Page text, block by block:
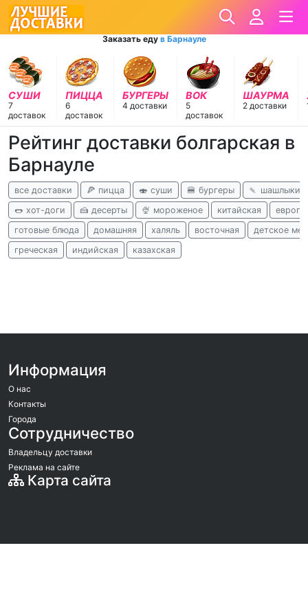
Заказать еду в Барнауле
СУШИ
7
доставок
ПИЦЦА
6
доставок
БУРГЕРЫ
4 доставки
ВОК
5
доставок
ШАУРМА
2 доставки
Рейтинг доставки болгарская в
Барнауле
все доставки 🍕 пицца 🍣 суши 🍔 бургеры
🍡 шашлыки
🌭 хот-доги
🍰 десерты 🍨 мороженое китайская
готовые блюда
домашняя халяль восточная
детское
греческая
индийская казахская
Информация
О нас
Контакты
Города
Сотрудничество
Владельцу доставки
Реклама на сайте
Карта сайта